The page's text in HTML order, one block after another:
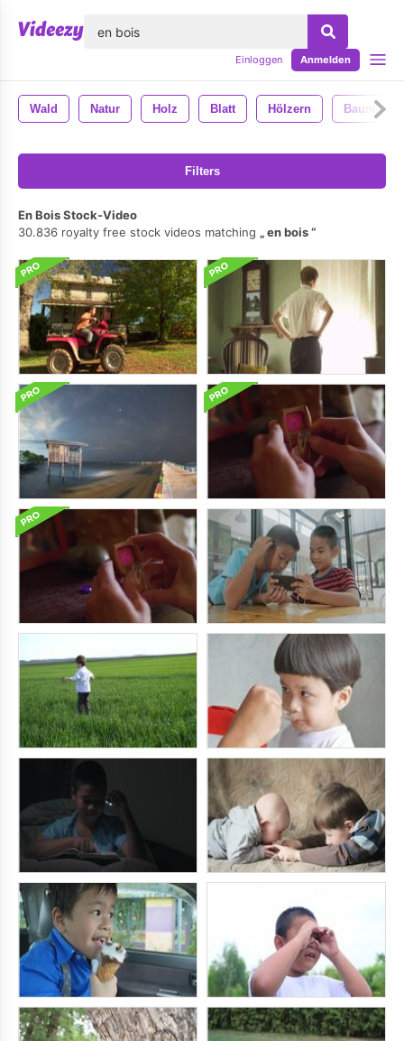
Einloggen Anmelden
Wald Natur Holz Blatt Hölzern Baum
Filters
En Bois Stock-Video
30.836 royalty free stock videos matching
en bois